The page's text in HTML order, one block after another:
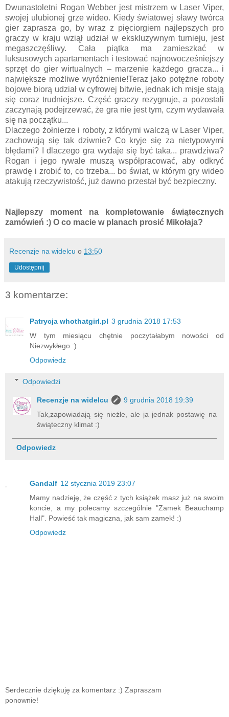
Dwunastoletni Rogan Webber jest mistrzem w Laser Viper,
swojej ulubionej grze wideo. Kiedy światowej sławy twórca
gier zaprasza go, by wraz z pięciorgiem najlepszych pro
graczy w kraju wziął udział w ekskluzywnym turnieju, jest
megaszczęśliwy. Cała piątka ma zamieszkać w
luksusowych apartamentach i testować najnowocześniejszy
sprzęt do gier wirtualnych – marzenie każdego gracza... i
największe możliwe wyróżnienie!Teraz jako potężne roboty
bojowe biorą udział w cyfrowej bitwie, jednak ich misje stają
się coraz trudniejsze. Część graczy rezygnuje, a pozostali
zaczynają podejrzewać, że gra nie jest tym, czym wydawała
się na początku...
Dlaczego żołnierze i roboty, z którymi walczą w Laser Viper,
zachowują się tak dziwnie? Co kryje się za nietypowymi
błędami? I dlaczego gra wydaje się być taka... prawdziwa?
Rogan i jego rywale muszą współpracować, aby odkryć
prawdę i zrobić to, co trzeba... bo świat, w którym gry wideo
atakują rzeczywistość, już dawno przestał być bezpieczny.
Najlepszy moment na kompletowanie świątecznych
zamówień :) O co macie w planach prosić Mikołaja?
Recenzje na widelcu o 13:50
Udostępnij
3 komentarze:
Patrycja whothatgirl.pl 3 grudnia 2018 17:53
W tym miesiącu chętnie poczytałabym nowości od
Niezwykłego :)
Odpowiedz
Odpowiedzi
Recenzje na widelcu
9 grudnia 2018 19:39
Tak,zapowiadają się nieźle, ale ja jednak postawię na
świąteczny klimat :)
Odpowiedz
Gandalf 12 stycznia 2019 23:07
Mamy nadzieję, że część z tych książek masz już na swoim
koncie, a my polecamy szczególnie "Zamek Beauchamp
Hall". Powieść tak magiczna, jak sam zamek! :)
Odpowiedz
Serdecznie dziękuję za komentarz :) Zapraszam
ponownie!